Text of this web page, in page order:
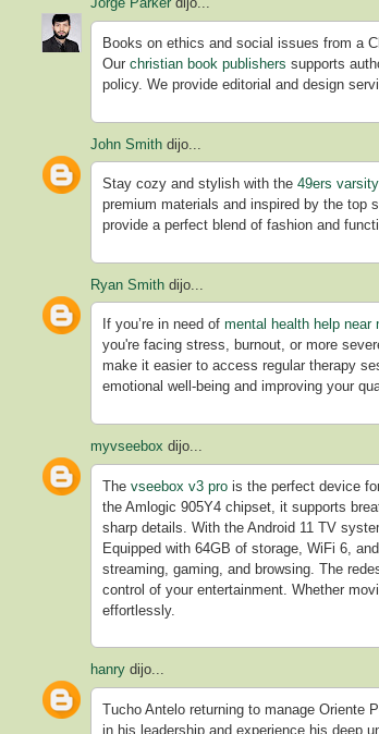
Books on ethics and social issues from a
Ourchristian book publishers supports
policy. We provide editorial and design
John Smith dijo...
Stay cozy and stylish with the49ers
premium materials and inspired by the top
provide a perfect blend of fashion and
Ryan Smith dijo...
If you’re in need ofmental health help near
you're facing stress, burnout, or more
make it easier to access regular therapy
emotional well-being and improving your
myvseebox dijo...
Thevseebox v3 pro is the perfect device
the Amlogic 905Y4 chipset, it supports
sharp details. With the Android 11 TV
Equipped with 64GB of storage, WiFi 6,
streaming, gaming, and browsing. The
control of your entertainment. Whether
effortlessly.
hanry dijo...
Tucho Antelo returning to manage Oriente
in his leadership and experience his deep